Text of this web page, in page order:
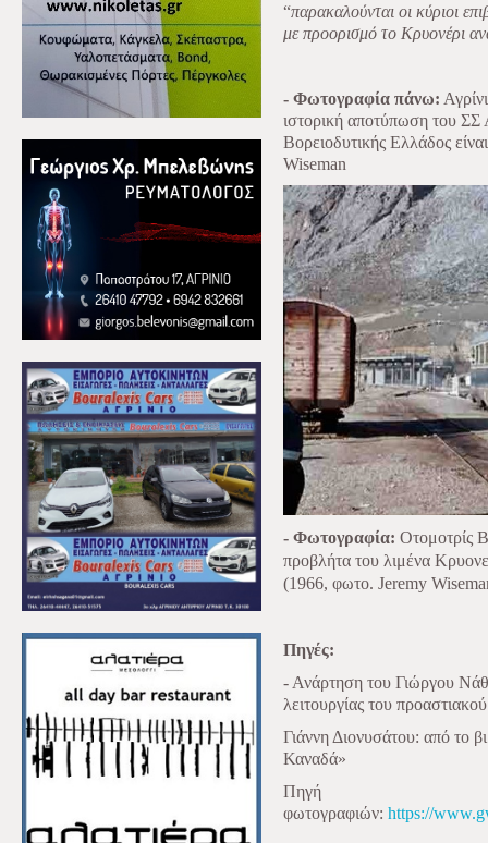
“παρακαλούνται οι κύριοι
με προορισμό το Κρυονέρι
- Φωτογραφία πάνω:
ιστορική αποτύπωση του ΣΣ
Βορειοδυτικής Ελλάδος
Wiseman
- Φωτογραφία: Οτομοτρίς
προβλήτα του λιμένα
(1966, φωτο. Jeremy
Πηγές:
- Ανάρτηση του Γιώργου
λειτουργίας του
Γιάννη Διονυσάτου: από το
Καναδά»
Πηγή
φωτογραφιών: https://